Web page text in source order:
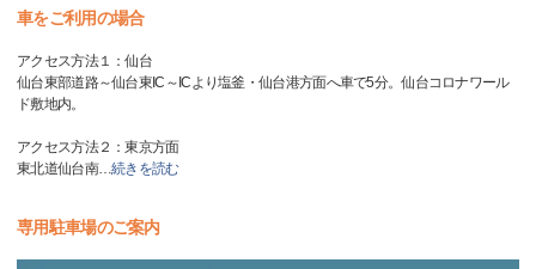
車をご利用の場合
アクセス方法１：仙台
仙台東部道路～仙台東IC～ICより塩釜・仙台港方面へ車で5分。仙台コロナワール
ド敷地内。
アクセス方法２：東京方面
東北道仙台南…続きを読む
専用駐車場のご案内